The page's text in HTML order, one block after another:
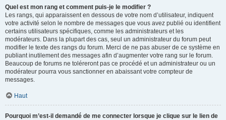
Quel est mon rang et comment puis-je le modifier ?
Les rangs, qui apparaissent en dessous de votre nom d’utilisateur, indiquent
votre activité selon le nombre de messages que vous avez publié ou identifient
certains utilisateurs spécifiques, comme les administrateurs et les
modérateurs. Dans la plupart des cas, seul un administrateur du forum peut
modifier le texte des rangs du forum. Merci de ne pas abuser de ce système en
publiant inutilement des messages afin d’augmenter votre rang sur le forum.
Beaucoup de forums ne toléreront pas ce procédé et un administrateur ou un
modérateur pourra vous sanctionner en abaissant votre compteur de
messages.
Haut
Pourquoi m’est-il demandé de me connecter lorsque je clique sur le lien de